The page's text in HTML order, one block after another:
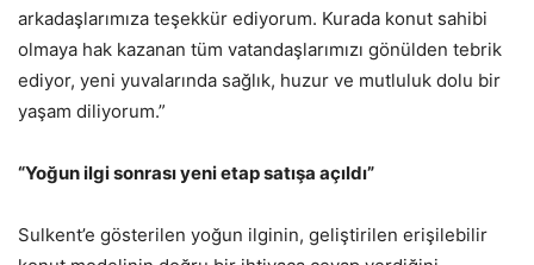
arkadaşlarımıza teşekkür ediyorum. Kurada konut sahibi
olmaya hak kazanan tüm vatandaşlarımızı gönülden tebrik
ediyor, yeni yuvalarında sağlık, huzur ve mutluluk dolu bir
yaşam diliyorum.”
“Yoğun ilgi sonrası yeni etap satışa açıldı”
Sulkent’e gösterilen yoğun ilginin, geliştirilen erişilebilir